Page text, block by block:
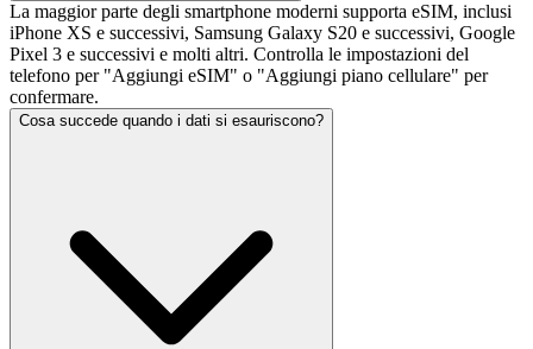
La maggior parte degli smartphone moderni supporta eSIM, inclusi
iPhone XS e successivi, Samsung Galaxy S20 e successivi, Google
Pixel 3 e successivi e molti altri. Controlla le impostazioni del
telefono per "Aggiungi eSIM" o "Aggiungi piano cellulare" per
confermare.
Cosa succede quando i dati si esauriscono?